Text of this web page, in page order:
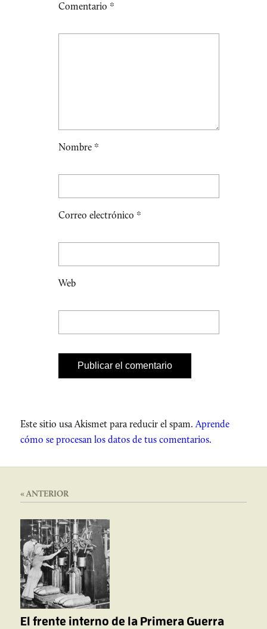
Comentario *
Nombre *
Correo electrónico *
Web
Este sitio usa Akismet para reducir el spam.Aprende
cómo se procesan los datos de tus comentarios.
« ANTERIOR
El frente interno de la Primera Guerra